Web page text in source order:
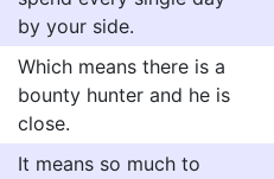
by your side.
Which means there is a
bounty hunter and he is
close.
It means so much to